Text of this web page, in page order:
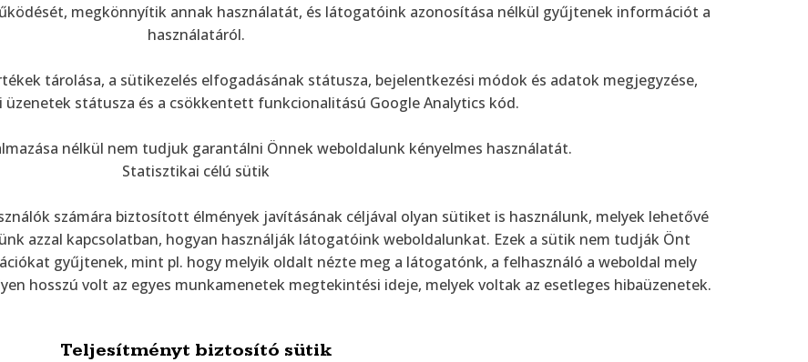
megkönnyítik annak használatát, és látogatóink azonosítása nélkül gyűjtenek információt a
használatáról.
tárolása, a sütikezelés elfogadásának státusza, bejelentkezési módok és adatok megjegyzése,
üzenetek státusza és a csökkentett funkcionalitású Google Analytics kód.
nélkül nem tudjuk garantálni Önnek weboldalunk kényelmes használatát.
Statisztikai célú sütik
számára biztosított élmények javításának céljával olyan sütiket is használunk, melyek lehetővé
azzal kapcsolatban, hogyan használják látogatóink weboldalunkat. Ezek a sütik nem tudják Önt
gyűjtenek, mint pl. hogy melyik oldalt nézte meg a látogatónk, a felhasználó a weboldal mely
hosszú volt az egyes munkamenetek megtekintési ideje, melyek voltak az esetleges hibaüzenetek.
Teljesítményt biztosító sütik